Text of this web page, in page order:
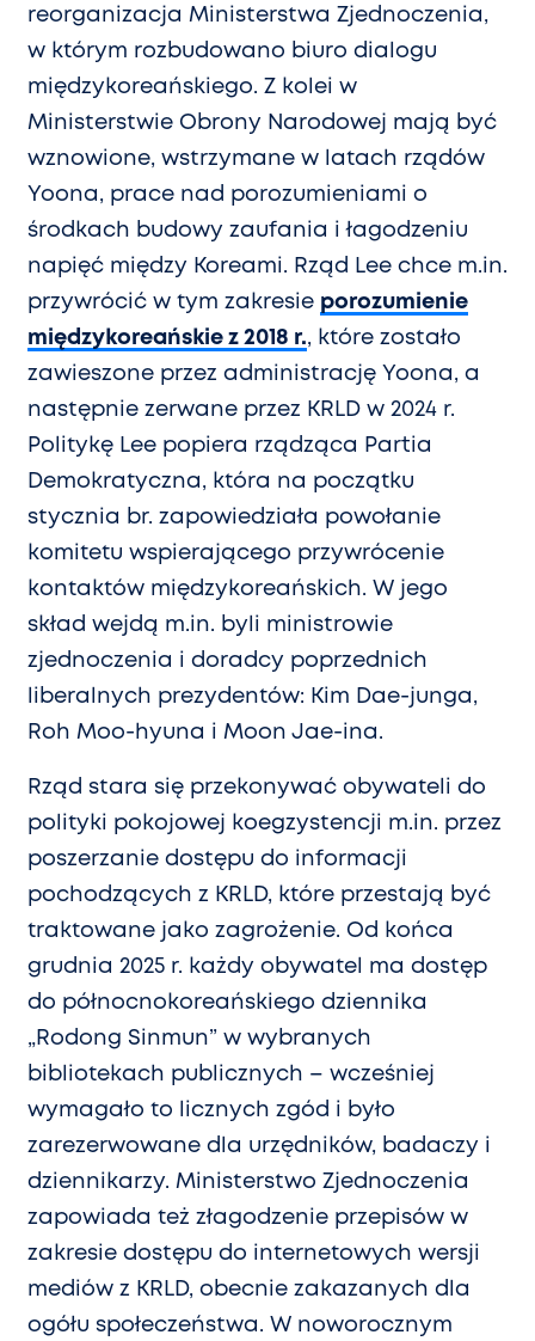
reorganizacja Ministerstwa Zjednoczenia,
w którym rozbudowano biuro dialogu
międzykoreańskiego. Z kolei w
Ministerstwie Obrony Narodowej mają być
wznowione, wstrzymane w latach rządów
Yoona, prace nad porozumieniami o
środkach budowy zaufania i łagodzeniu
napięć między Koreami. Rząd Lee chce m.in.
przywrócić w tym zakresie porozumienie
międzykoreańskie z 2018 r., które zostało
zawieszone przez administrację Yoona, a
następnie zerwane przez KRLD w 2024 r.
Politykę Lee popiera rządząca Partia
Demokratyczna, która na początku
stycznia br. zapowiedziała powołanie
komitetu wspierającego przywrócenie
kontaktów międzykoreańskich. W jego
skład wejdą m.in. byli ministrowie
zjednoczenia i doradcy poprzednich
liberalnych prezydentów: Kim Dae-junga,
Roh Moo-hyuna i Moon Jae-ina.
Rząd stara się przekonywać obywateli do
polityki pokojowej koegzystencji m.in. przez
poszerzanie dostępu do informacji
pochodzących z KRLD, które przestają być
traktowane jako zagrożenie. Od końca
grudnia 2025 r. każdy obywatel ma dostęp
do północnokoreańskiego dziennika
„Rodong Sinmun” w wybranych
bibliotekach publicznych – wcześniej
wymagało to licznych zgód i było
zarezerwowane dla urzędników, badaczy i
dziennikarzy. Ministerstwo Zjednoczenia
zapowiada też złagodzenie przepisów w
zakresie dostępu do internetowych wersji
mediów z KRLD, obecnie zakazanych dla
ogółu społeczeństwa. W noworocznym